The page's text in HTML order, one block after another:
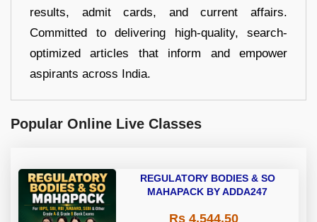
results, admit cards, and current affairs.
Committed to delivering high-quality, search-
optimized articles that inform and empower
aspirants across India.
Popular Online Live Classes
REGULATORY BODIES & SO
MAHAPACK BY ADDA247
Rs 4,544.50